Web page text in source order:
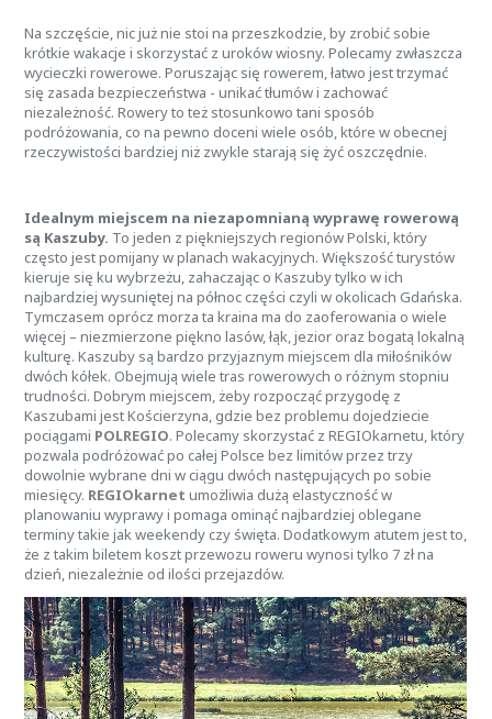
Na szczęście, nic już nie stoi na przeszkodzie, by zrobić sobie
krótkie wakacje i skorzystać z uroków wiosny. Polecamy zwłaszcza
wycieczki rowerowe. Poruszając się rowerem, łatwo jest trzymać
się zasada bezpieczeństwa - unikać tłumów i zachować
niezależność. Rowery to też stosunkowo tani sposób
podróżowania, co na pewno doceni wiele osób, które w obecnej
rzeczywistości bardziej niż zwykle starają się żyć oszczędnie.
Idealnym miejscem na niezapomnianą wyprawę rowerową
są Kaszuby. To jeden z piękniejszych regionów Polski, który
często jest pomijany w planach wakacyjnych. Większość turystów
kieruje się ku wybrzeżu, zahaczając o Kaszuby tylko w ich
najbardziej wysuniętej na północ części czyli w okolicach Gdańska.
Tymczasem oprócz morza ta kraina ma do zaoferowania o wiele
więcej – niezmierzone piękno lasów, łąk, jezior oraz bogatą lokalną
kulturę. Kaszuby są bardzo przyjaznym miejscem dla miłośników
dwóch kółek. Obejmują wiele tras rowerowych o różnym stopniu
trudności. Dobrym miejscem, żeby rozpocząć przygodę z
Kaszubami jest Kościerzyna, gdzie bez problemu dojedziecie
pociągami POLREGIO. Polecamy skorzystać z REGIOkarnetu, który
pozwala podróżować po całej Polsce bez limitów przez trzy
dowolnie wybrane dni w ciągu dwóch następujących po sobie
miesięcy. REGIOkarnet umożliwia dużą elastyczność w
planowaniu wyprawy i pomaga ominąć najbardziej oblegane
terminy takie jak weekendy czy święta. Dodatkowym atutem jest to,
że z takim biletem koszt przewozu roweru wynosi tylko 7 zł na
dzień, niezależnie od ilości przejazdów.